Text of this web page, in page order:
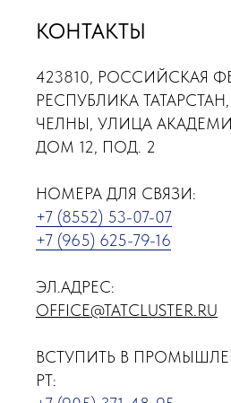
КОНТАКТЫ
423810, РОССИЙСКАЯ
РЕСПУБЛИКА
ЧЕЛНЫ, УЛИЦА
ДОМ 12, ПОД. 2
НОМЕРА ДЛЯ СВЯЗИ:
+7 (8552) 53-07-07
+7 (965) 625-79-16
ЭЛ.АДРЕС:
OFFICE@TATCLUSTER.RU
ВСТУПИТЬ В
РТ: